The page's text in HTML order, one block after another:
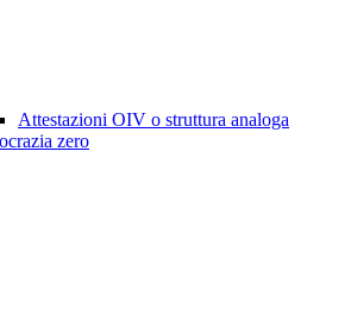
Attestazioni OIV o struttura analoga
zero